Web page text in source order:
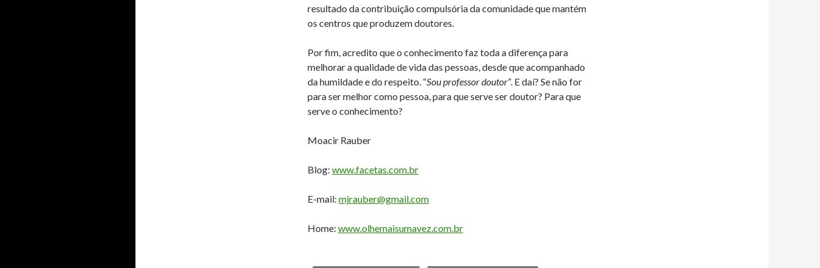
resultado da contribuição compulsória da comunidade que mantém
os centros que produzem doutores.
Por fim, acredito que o conhecimento faz toda a diferença para
melhorar a qualidade de vida das pessoas, desde que acompanhado
da humildade e do respeito. “Sou professor doutor”. E daí? Se não for
para ser melhor como pessoa, para que serve ser doutor? Para que
serve o conhecimento?
Moacir Rauber
Blog: www.facetas.com.br
E-mail: mjrauber@gmail.com
Home: www.olhemaisumavez.com.br